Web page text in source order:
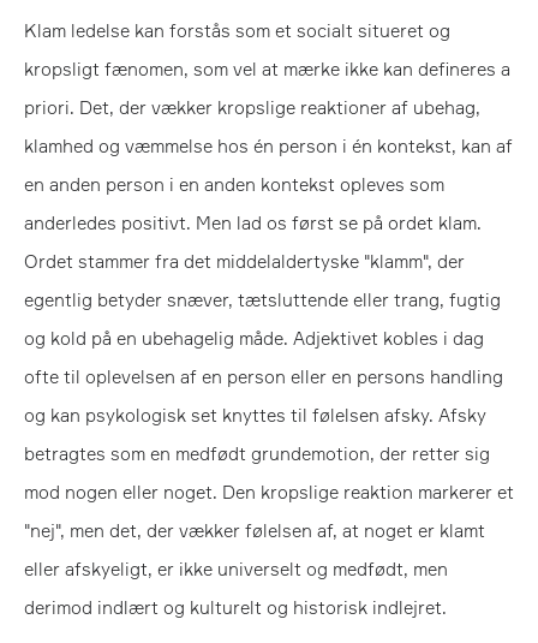
Klam ledelse kan forstås som et socialt situeret og
kropsligt fænomen, som vel at mærke ikke kan defineres a
priori. Det, der vækker kropslige reaktioner af ubehag,
klamhed og væmmelse hos én person i én kontekst, kan af
en anden person i en anden kontekst opleves som
anderledes positivt. Men lad os først se på ordet klam.
Ordet stammer fra det middelaldertyske "klamm", der
egentlig betyder snæver, tætsluttende eller trang, fugtig
og kold på en ubehagelig måde. Adjektivet kobles i dag
ofte til oplevelsen af en person eller en persons handling
og kan psykologisk set knyttes til følelsen afsky. Afsky
betragtes som en medfødt grundemotion, der retter sig
mod nogen eller noget. Den kropslige reaktion markerer et
"nej", men det, der vækker følelsen af, at noget er klamt
eller afskyeligt, er ikke universelt og medfødt, men
derimod indlært og kulturelt og historisk indlejret.